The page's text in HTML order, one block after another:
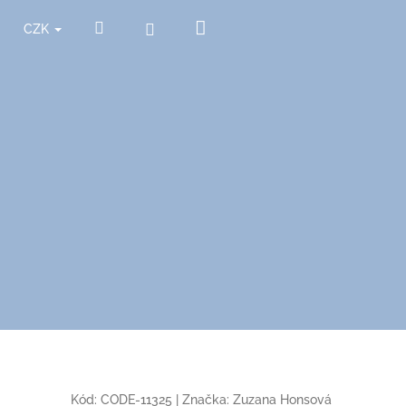
CZK Hledat Přihlášení
Kód: CODE-11325 Značka: Zuzana Honsová